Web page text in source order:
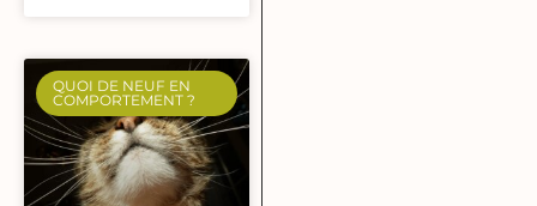
QUOI DE NEUF EN
COMPORTEMENT ?